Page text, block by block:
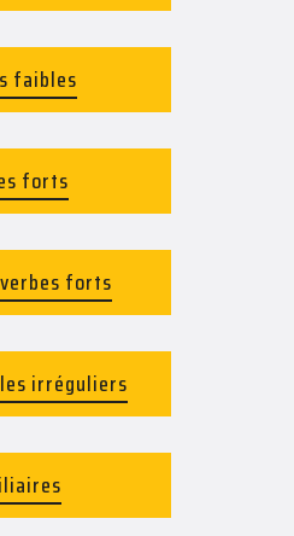
faibles
forts
forts
irréguliers